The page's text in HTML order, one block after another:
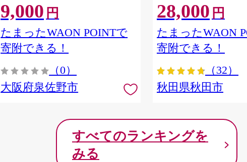
9,000 円
たまったWAON POINTで
寄附できる！
（0）
大阪府泉佐野市
トイレットペーパー 日
ア] 秋田県秋田市
28,000 円
たまったWAON
寄附できる！
（32）
秋田県秋田市
すべてのランキングを
みる